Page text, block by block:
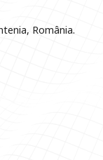
România.